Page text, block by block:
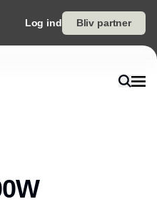
Log ind Bliv partner